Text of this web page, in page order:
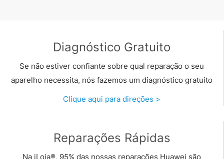
Diagnóstico Gratuito
Se não estiver confiante sobre qual reparação o seu
aparelho necessita, nós fazemos um diagnóstico gratuito
Clique aqui para direções >
Reparações Rápidas
Na iLoja®, 95% das nossas reparações Huawei são